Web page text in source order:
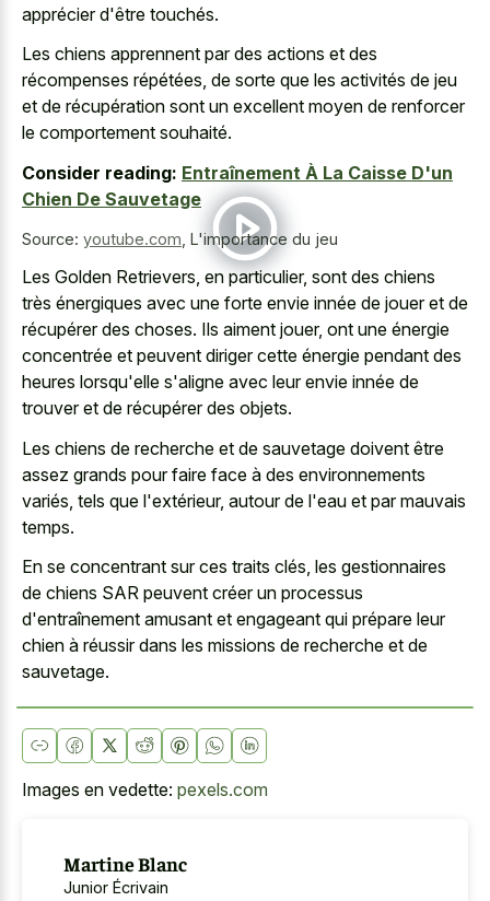
apprécier d'être touchés.
Les chiens apprennent par des actions et des
récompenses répétées, de sorte que les activités de jeu
et de récupération sont un excellent moyen de renforcer
le comportement souhaité.
Consider reading: Entraînement À La Caisse D'un
Chien De Sauvetage
Source: youtube.com L'importance du jeu
Les Golden Retrievers, en particulier, sont des chiens
très énergiques avec une forte envie innée de jouer et de
récupérer des choses. Ils aiment jouer, ont une énergie
concentrée et peuvent diriger cette énergie pendant des
heures lorsqu'elle s'aligne avec leur envie innée de
trouver et de récupérer des objets.
Les chiens de recherche et de sauvetage doivent être
assez grands pour faire face à des environnements
variés, tels que l'extérieur, autour de l'eau et par mauvais
temps.
En se concentrant sur ces traits clés, les gestionnaires
de chiens SAR peuvent créer un processus
d'entraînement amusant et engageant qui prépare leur
chien à réussir dans les missions de recherche et de
sauvetage.
Images en vedette: pexels.com
Martine Blanc
Junior Écrivain